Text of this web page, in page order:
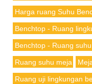
Harga ruang Suhu
Benchtop - Ruang
Benchtop - Ruang
Ruang suhu meja
Ruang uji lingkungan